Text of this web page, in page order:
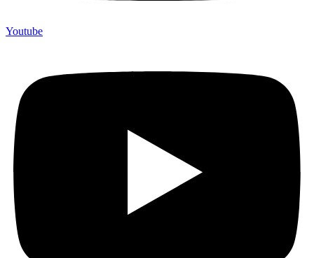
Youtube